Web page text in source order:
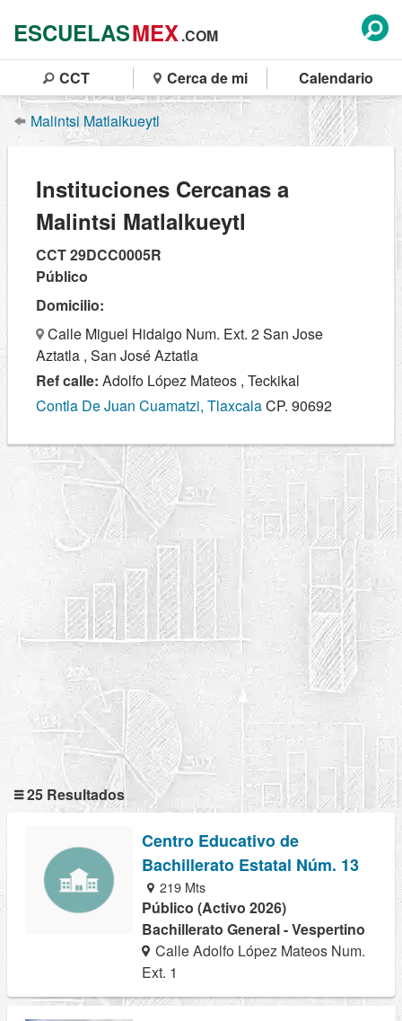
ESCUELASMEX.COM
CCT Cerca de mi Calendario
Malintsi Matlalkueytl
Instituciones Cercanas a
Malintsi Matlalkueytl
CCT 29DCC0005R
Público
Domicilio:
Calle Miguel Hidalgo Num. Ext. 2 San Jose
Aztatla , San José Aztatla
Ref calle: Adolfo López Mateos , Teckikal
Contla De Juan Cuamatzi, TlaxcalaCP. 90692
25 Resultados
Centro Educativo de
Bachillerato Estatal Núm. 13
219 Mts
Público (Activo 2026)
Bachillerato General - Vespertino
Calle Adolfo López Mateos Num.
Ext. 1